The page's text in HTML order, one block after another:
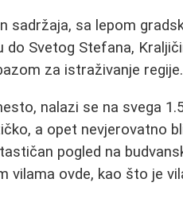
sadržaja, sa lepom
do Svetog Stefana,
za istraživanje regije.
nalazi se na svega
a opet nevjerovatno
pogled na
vilama ovde, kao što je